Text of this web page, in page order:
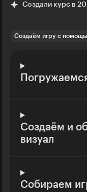
Создали курс в
Создаём игру с
Создаём и
визуал
Собираем